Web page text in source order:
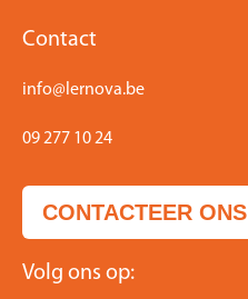
Contact
info@lernova.be
09 277 10 24
CONTACTEER ONS
Volg ons op: